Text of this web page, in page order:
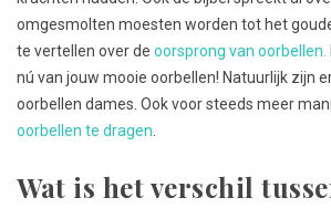
omgesmolten moesten worden tot het
te vertellen over de oorsprong van oorbellen.
nú van jouw mooie oorbellen! Natuurlijk zijn
oorbellen dames. Ook voor steeds meer
oorbellen te dragen
Wat is het verschil